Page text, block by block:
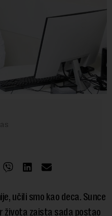
učili smo kao deca. Sunce
života zaista sada postao